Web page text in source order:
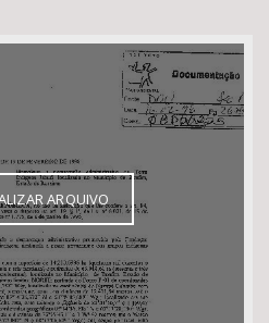
ARQUIVO